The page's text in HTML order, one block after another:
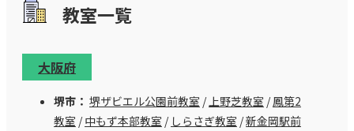
教室⼀覧
大阪府
堺市： 堺ザビエル公園前教室 / 上野芝教室 /鳳第2
教室 /中もず本部教室 / しらさぎ教室 /新金岡駅前